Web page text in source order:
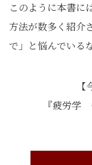
このように本書に
方法が数多く紹介
で」と悩んでいる
『疲労学